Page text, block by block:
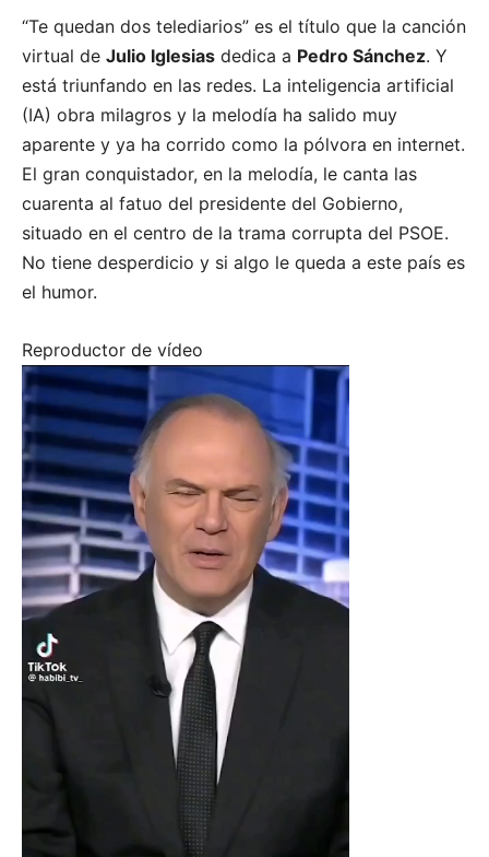
“Te quedan dos telediarios” es el título que la canción
virtual de Julio Iglesias dedica a Pedro Sánchez. Y
está triunfando en las redes. La inteligencia artificial
(IA) obra milagros y la melodía ha salido muy
aparente y ya ha corrido como la pólvora en internet.
El gran conquistador, en la melodía, le canta las
cuarenta al fatuo del presidente del Gobierno,
situado en el centro de la trama corrupta del PSOE.
No tiene desperdicio y si algo le queda a este país es
el humor.
Reproductor de vídeo